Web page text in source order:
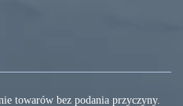
towarów bez podania przyczyny.